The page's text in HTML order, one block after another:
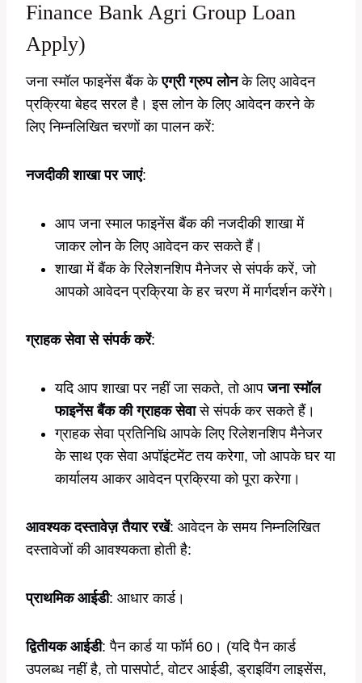
Finance Bank Agri Group Loan
Apply)
जना स्मॉल फाइनेंस बैंक केएग्री ग्रुप लोनके लिए आवेदन
प्रक्रिया बेहद सरल है। इस लोन के लिए आवेदन करने के
लिए निम्नलिखित चरणों का पालन करें:
नजदीकी शाखा पर जाएं:
आप जना स्माल फाइनेंस बैंक की नजदीकी शाखा में
जाकर लोन के लिए आवेदन कर सकते हैं।
शाखा में बैंक के रिलेशनशिप मैनेजर से संपर्क करें, जो
आपको आवेदन प्रक्रिया के हर चरण में मार्गदर्शन करेंगे।
ग्राहक सेवा से संपर्क करें:
यदि आप शाखा पर नहीं जा सकते, तो आपजना स्मॉल
फाइनेंस बैंक की ग्राहक सेवासे संपर्क कर सकते हैं।
ग्राहक सेवा प्रतिनिधि आपके लिए रिलेशनशिप मैनेजर
के साथ एक सेवा अपॉइंटमेंट तय करेगा, जो आपके घर या
कार्यालय आकर आवेदन प्रक्रिया को पूरा करेगा।
आवश्यक दस्तावेज़ तैयार रखें: आवेदन के समय निम्नलिखित
दस्तावेजों की आवश्यकता होती है:
प्राथमिक आईडी: आधार कार्ड।
द्वितीयक आईडी: पैन कार्ड या फॉर्म 60। (यदि पैन कार्ड
उपलब्ध नहीं है, तो पासपोर्ट, वोटर आईडी, ड्राइविंग लाइसेंस,